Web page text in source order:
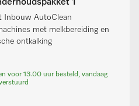
1
Inbouw AutoClean
met melkbereiding en
ontkalking
voor 13.00 uur besteld, vandaag